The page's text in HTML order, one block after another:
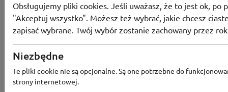
Obsługujemy pliki cookies. Jeśli uważasz, że to jest ok, po
"Akceptuj wszystko". Możesz też wybrać, jakie chcesz
zapisać wybrane. Twój wybór zostanie zachowany przez
Niezbędne
Te pliki cookie nie są opcjonalne. Są one potrzebne do
strony internetowej.